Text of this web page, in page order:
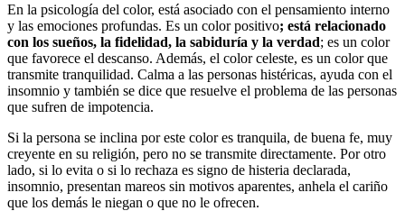
En la psicología del color, está asociado con el pensamiento interno
y las emociones profundas. Es un color positivo; está relacionado
con los sueños, la fidelidad, la sabiduría y la verdad; es un color
que favorece el descanso. Además, el color celeste, es un color que
transmite tranquilidad. Calma a las personas histéricas, ayuda con el
insomnio y también se dice que resuelve el problema de las personas
que sufren de impotencia.
Si la persona se inclina por este color es tranquila, de buena fe, muy
creyente en su religión, pero no se transmite directamente. Por otro
lado, si lo evita o si lo rechaza es signo de histeria declarada,
insomnio, presentan mareos sin motivos aparentes, anhela el cariño
que los demás le niegan o que no le ofrecen.